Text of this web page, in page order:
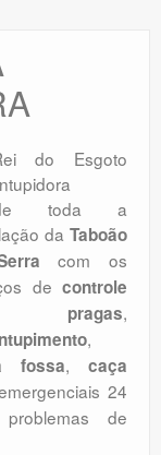
do Esgoto
toda a
da Taboão
com os
de controle
pragas,
,
fossa, caça
24
de